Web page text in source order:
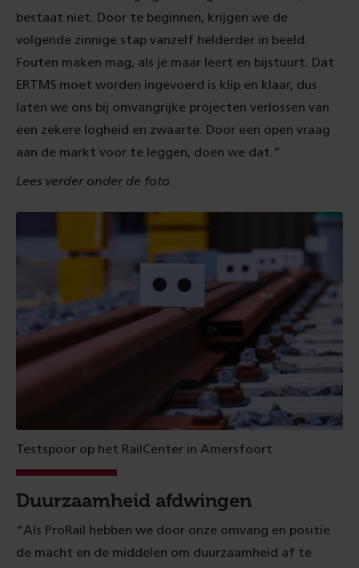
bestaat niet. Door te beginnen, krijgen we de
volgende zinnige stap vanzelf helderder in beeld.
Fouten maken mag, als je maar leert en bijstuurt. Dat
ERTMS moet worden ingevoerd is klip en klaar, dus
laten we ons bij omvangrijke projecten verlossen van
een zekere logheid en zwaarte. Door een open vraag
aan de markt voor te leggen, doen we dat.”
Lees verder onder de foto.
Testspoor op het RailCenter in Amersfoort
Duurzaamheid afdwingen
“Als ProRail hebben we door onze omvang en positie
de macht en de middelen om duurzaamheid af te